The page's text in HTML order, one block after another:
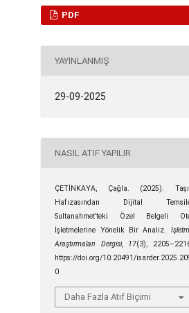
PDF
YAYINLANMIŞ
29-09-2025
NASIL ATIF YAPILIR
ÇETİNKAYA, Çağla. (2025).
Hafızasından Dijital
Sultanahmet’teki Özel Belgeli
İşletmelerine Yönelik Bir Analiz.
Araştırmaları Dergisi, 17(3),
https://doi.org/10.20491/
0
Daha Fazla Atıf Biçimi